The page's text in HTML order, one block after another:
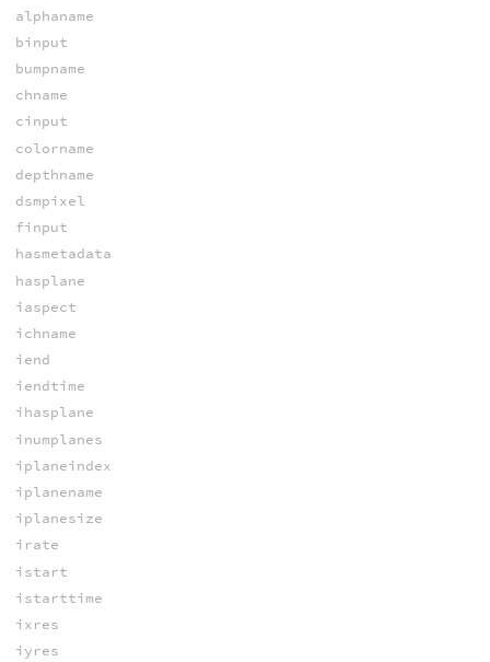
alphaname
binput
bumpname
chname
cinput
colorname
depthname
dsmpixel
finput
hasmetadata
hasplane
iaspect
ichname
iend
iendtime
ihasplane
inumplanes
iplaneindex
iplanename
iplanesize
irate
istart
istarttime
ixres
iyres